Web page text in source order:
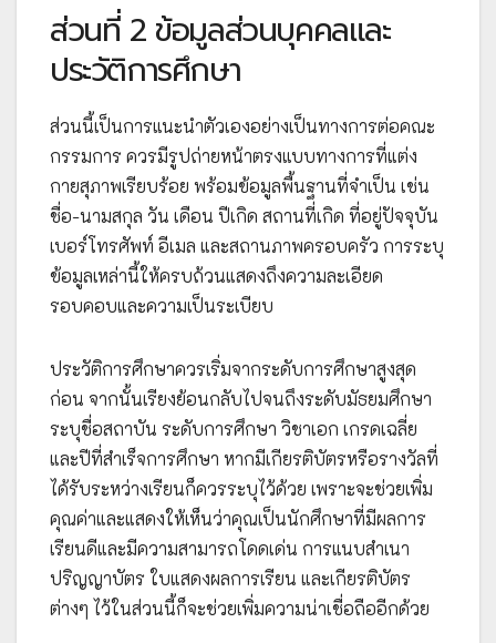
ส่วนที่ 2 ข้อมูลส่วนบุคคลและ
ประวัติการศึกษา
ส่วนนี้เป็นการแนะนำตัวเองอย่างเป็นทางการต่อคณะ
กรรมการ ควรมีรูปถ่ายหน้าตรงแบบทางการที่แต่ง
กายสุภาพเรียบร้อย พร้อมข้อมูลพื้นฐานที่จำเป็น เช่น
ชื่อ-นามสกุล วัน เดือน ปีเกิด สถานที่เกิด ที่อยู่ปัจจุบัน
เบอร์โทรศัพท์ อีเมล และสถานภาพครอบครัว การระบุ
ข้อมูลเหล่านี้ให้ครบถ้วนแสดงถึงความละเอียด
รอบคอบและความเป็นระเบียบ
ประวัติการศึกษาควรเริ่มจากระดับการศึกษาสูงสุด
ก่อน จากนั้นเรียงย้อนกลับไปจนถึงระดับมัธยมศึกษา
ระบุชื่อสถาบัน ระดับการศึกษา วิชาเอก เกรดเฉลี่ย
และปีที่สำเร็จการศึกษา หากมีเกียรติบัตรหรือรางวัลที่
ได้รับระหว่างเรียนก็ควรระบุไว้ด้วย เพราะจะช่วยเพิ่ม
คุณค่าและแสดงให้เห็นว่าคุณเป็นนักศึกษาที่มีผลการ
เรียนดีและมีความสามารถโดดเด่น การแนบสำเนา
ปริญญาบัตร ใบแสดงผลการเรียน และเกียรติบัตร
ต่างๆ ไว้ในส่วนนี้ก็จะช่วยเพิ่มความน่าเชื่อถืออีกด้วย